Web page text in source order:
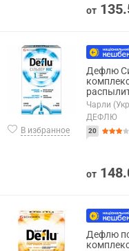
от
В избранное
Дефлю
Чарли
ДЕФЛЮ
20
от
Дефлю